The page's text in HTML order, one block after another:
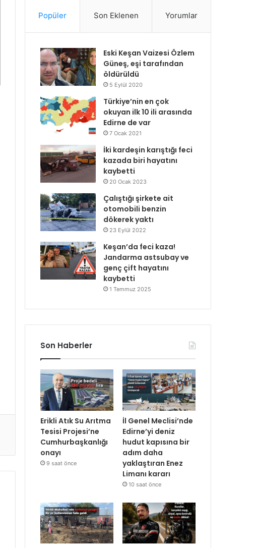
Popüler Son Eklenen Yorumlar
Eski Keşan Vaizesi Özlem
Güneş, eşi tarafından
öldürüldü
5 Eylül 2020
Türkiye’nin en çok
okuyan ilk 10 ili arasında
Edirne de var
7 Ocak 2021
İki kardeşin karıştığı feci
kazada biri hayatını
kaybetti
20 Ocak 2023
Çalıştığı şirkete ait
otomobili benzin
dökerek yaktı
23 Eylül 2022
Keşan’da feci kaza!
Jandarma astsubay ve
genç çift hayatını
kaybetti
1 Temmuz 2025
Son Haberler
Erikli Atık Su Arıtma
Tesisi Projesi’ne
Cumhurbaşkanlığı
onayı
9 saat önce
İl Genel Meclisi’nde
Edirne’yi deniz
hudut kapısına bir
adım daha
yaklaştıran Enez
Limanı kararı
10 saat önce